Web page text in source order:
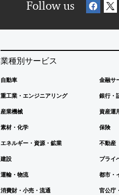
Follow us
業種別サービス
自動車
重工業・エンジニアリング
産業機械
素材・化学
エネルギー・資源・鉱業
建設
運輸・物流
消費財・小売・流通
金融サ
銀行・
資産運
保険
不動産
プライ
都市・
官公庁